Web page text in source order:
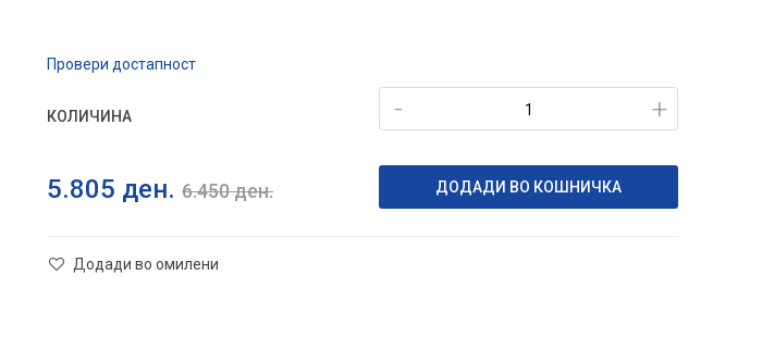
Провери достапност
КОЛИЧИНА +
-
5.805 ден. 6.450ден. ДОДАДИ ВО КОШНИЧКА
Додади во омилени